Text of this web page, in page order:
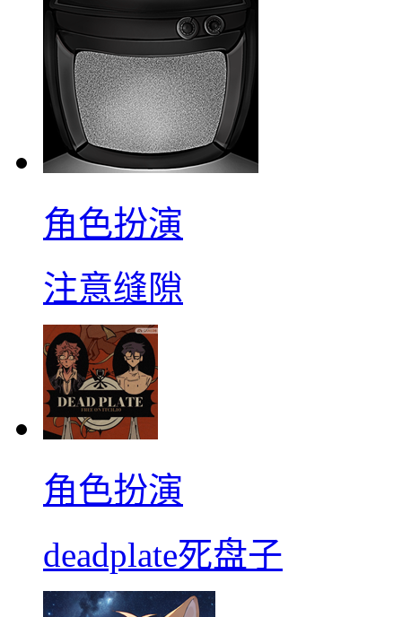
角色扮演
注意缝隙
角色扮演
deadplate死盘子